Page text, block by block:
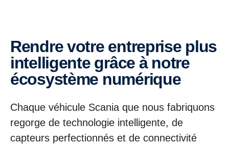
Rendre votre entreprise plus
intelligente grâce à notre
écosystème numérique
Chaque véhicule Scania que nous fabriquons
regorge de technologie intelligente, de
capteurs perfectionnés et de connectivité